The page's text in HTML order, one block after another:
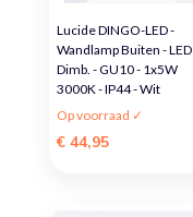
Lucide DINGO-LED -
Wandlamp Buiten - LED
Dimb. - GU10 - 1x5W
3000K - IP44 - Wit
Op voorraad ✓
€ 44,95